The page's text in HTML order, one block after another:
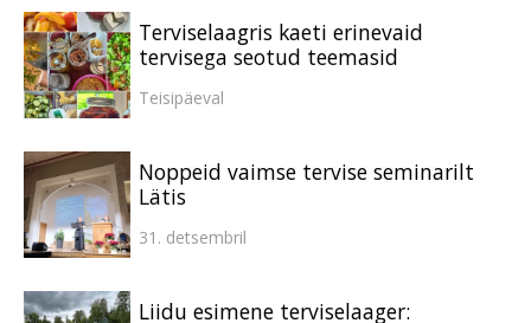
Terviselaagris kaeti erinevaid
tervisega seotud teemasid
Teisipäeval
Noppeid vaimse tervise seminarilt
Lätis
31. detsembril
Liidu esimene terviselaager: